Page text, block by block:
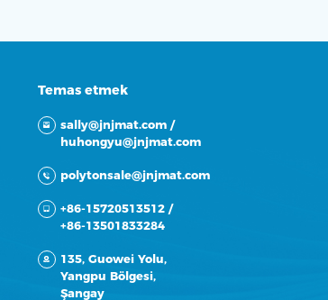
Temas etmek
sally@jnjmat.com/
huhongyu@jnjmat.com
polytonsale@jnjmat.com
+86-15720513512/
+86-13501833284
135, Guowei Yolu,
Yangpu Bölgesi,
Şangay